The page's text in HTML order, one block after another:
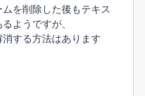
を削除した後もテキス
ようですが、
する方法はあります